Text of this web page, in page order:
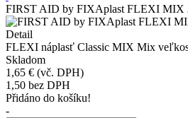
FIRST AID by FIXAplast FLEXI MIX
Detail
FLEXI náplasť Classic MIX Mix
Skladom
1,65 € (vč. DPH)
1,50 bez DPH
Přidáno do košíku!
-